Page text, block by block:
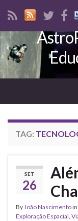
TAG:
SET
26
ByJoão Nascimentoin
Exploração Espacial,